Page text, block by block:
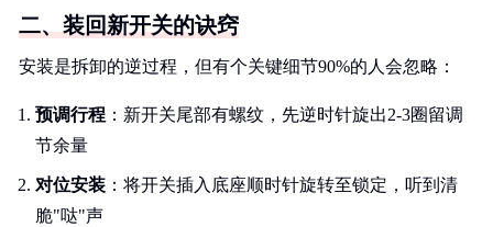
二、装回新开关的诀窍
安装是拆卸的逆过程，但有个关键细节90%的人会忽略：
预调行程 ：新开关尾部有螺纹，先逆时针旋出2-3圈留调
节余量
对位安装 ：将开关插入底座顺时针旋转至锁定，听到清
脆"哒"声